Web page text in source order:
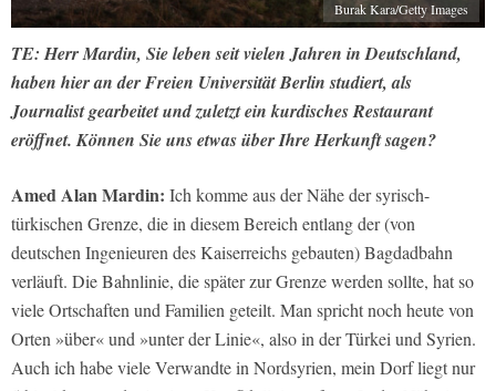
Burak Kara/Getty Images
TE: Herr Mardin, Sie leben seit vielen Jahren in Deutschland,
haben hier an der Freien Universität Berlin studiert, als
Journalist gearbeitet und zuletzt ein kurdisches Restaurant
eröffnet. Können Sie uns etwas über Ihre Herkunft sagen?
Amed Alan Mardin: Ich komme aus der Nähe der syrisch-
türkischen Grenze, die in diesem Bereich entlang der (von
deutschen Ingenieuren des Kaiserreichs gebauten) Bagdadbahn
verläuft. Die Bahnlinie, die später zur Grenze werden sollte, hat so
viele Ortschaften und Familien geteilt. Man spricht noch heute von
Orten »über« und »unter der Linie«, also in der Türkei und Syrien.
Auch ich habe viele Verwandte in Nordsyrien, mein Dorf liegt nur